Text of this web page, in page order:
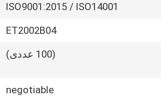
ISO9001:2015 / ISO14001
ET2002B04
(100 عددی)
negotiable